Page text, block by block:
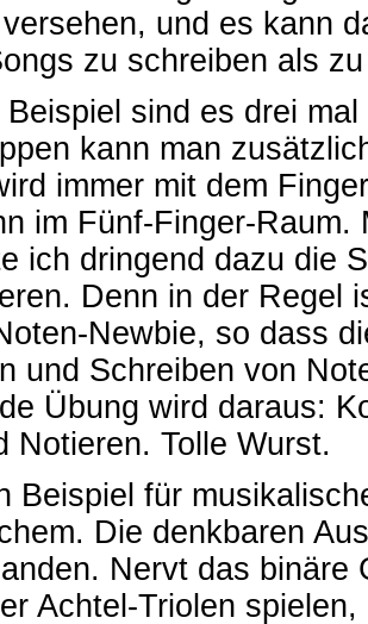
und es kann
zu schreiben als
Beispiel sind es drei
kann man
immer mit dem
im Fünf-Finger-
ich dringend dazu die
Denn in der Regel
Newbie, so dass
und Schreiben von
Übung wird daraus:
Notieren. Tolle Wurst.
Beispiel für
Die denkbaren
Nervt das binäre
Achtel-Triolen